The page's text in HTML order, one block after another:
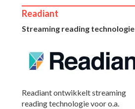
Readiant
Streaming reading technologie
Readiant ontwikkelt streaming
reading technologie voor o.a.